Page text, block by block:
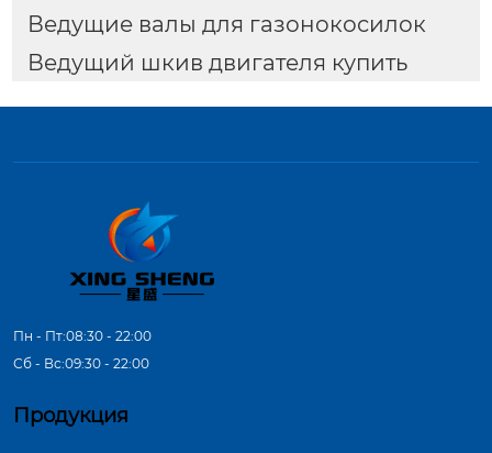
Ведущие валы для газонокосилок
Ведущий шкив двигателя купить
Пн - Пт:08:30 - 22:00
Сб - Вс:09:30 - 22:00
Продукция